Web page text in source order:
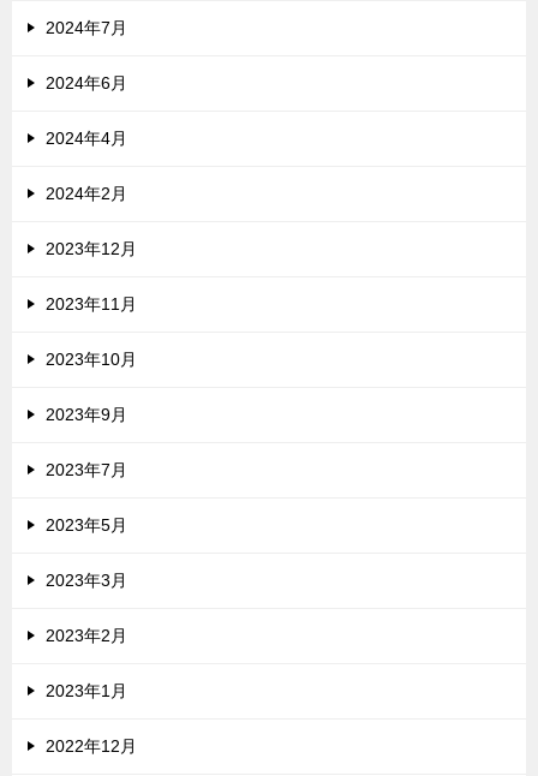
2024年7月
2024年6月
2024年4月
2024年2月
2023年12月
2023年11月
2023年10月
2023年9月
2023年7月
2023年5月
2023年3月
2023年2月
2023年1月
2022年12月